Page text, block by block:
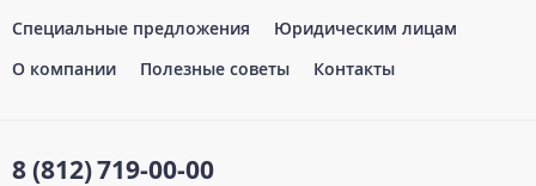
Специальные предложения
Юридическим лицам
О компании
Полезные советы Контакты
8 (812)719-00-00